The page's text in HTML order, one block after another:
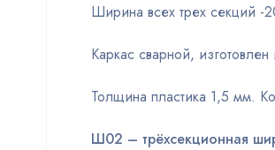
Ширина всех трех секций
Каркас сварной,
Толщина пластика 1,5 мм.
Ш02 – трёхсекционная